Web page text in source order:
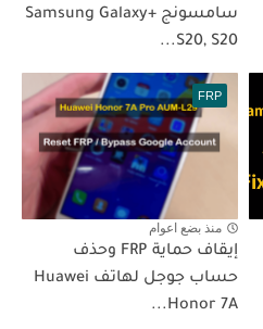
سامسونج +Samsung Galaxy
S20, S20...
FRP
منذ بضع اعوام
إيقاف حماية FRP وحذف
حساب جوجل لهاتف Huawei
Honor 7A...